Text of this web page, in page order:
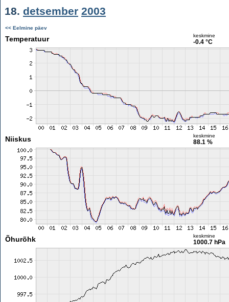
18. detsember 2003
<< Eelmine päev
Temperatuur keskmine
-0.4 °C
Niiskus keskmine
88.1 %
Õhurõhk keskmine
1000.7 hPa